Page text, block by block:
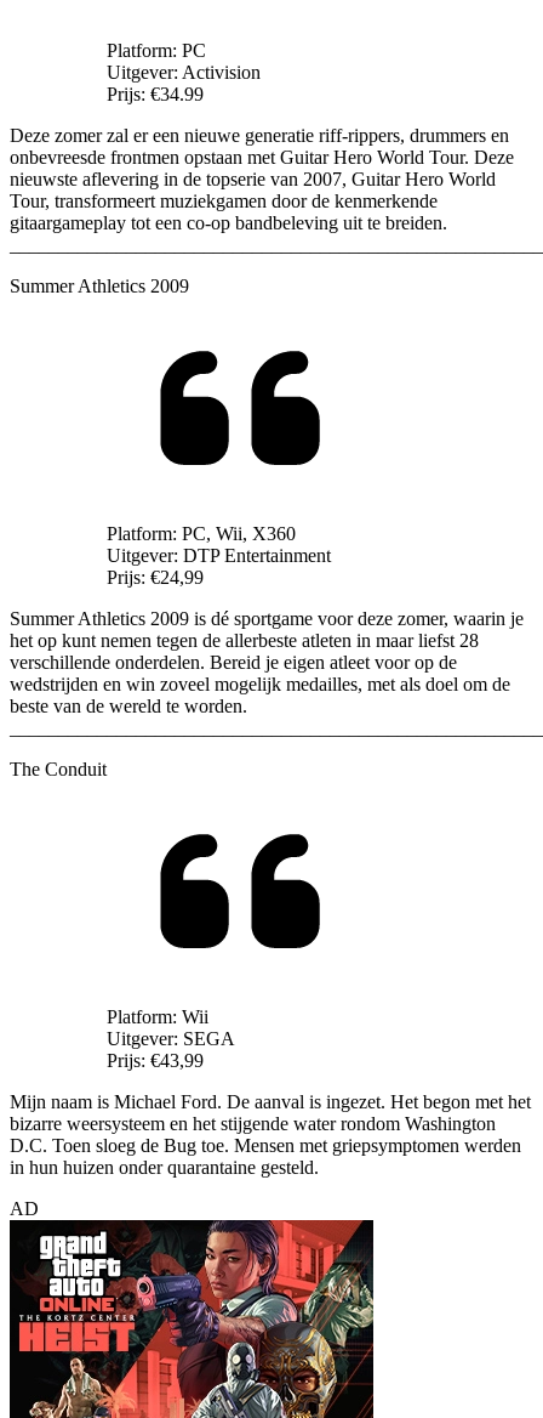
Platform: PC
Uitgever: Activision
Prijs: €34.99
Deze zomer zal er een nieuwe generatie riff-rippers, drummers en
onbevreesde frontmen opstaan met Guitar Hero World Tour. Deze
nieuwste aflevering in de topserie van 2007, Guitar Hero World
Tour, transformeert muziekgamen door de kenmerkende
gitaargameplay tot een co-op bandbeleving uit te breiden.
Summer Athletics 2009
Platform: PC, Wii, X360
Uitgever: DTP Entertainment
Prijs: €24,99
Summer Athletics 2009 is dé sportgame voor deze zomer, waarin je
het op kunt nemen tegen de allerbeste atleten in maar liefst 28
verschillende onderdelen. Bereid je eigen atleet voor op de
wedstrijden en win zoveel mogelijk medailles, met als doel om de
beste van de wereld te worden.
The Conduit
Platform: Wii
Uitgever: SEGA
Prijs: €43,99
Mijn naam is Michael Ford. De aanval is ingezet. Het begon met het
bizarre weersysteem en het stijgende water rondom Washington
D.C. Toen sloeg de Bug toe. Mensen met griepsymptomen werden
in hun huizen onder quarantaine gesteld.
AD